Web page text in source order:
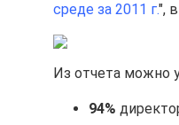
среде за 2011 г.",
Из отчета можно
94%